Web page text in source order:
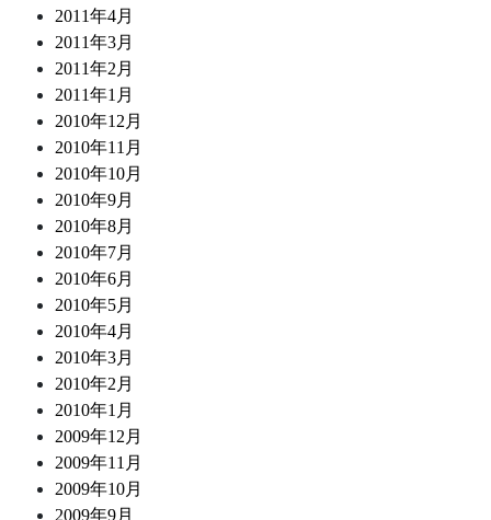
2011年4月
2011年3月
2011年2月
2011年1月
2010年12月
2010年11月
2010年10月
2010年9月
2010年8月
2010年7月
2010年6月
2010年5月
2010年4月
2010年3月
2010年2月
2010年1月
2009年12月
2009年11月
2009年10月
2009年9月